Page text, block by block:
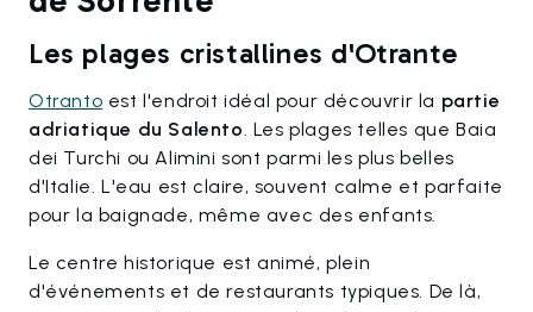
Les plages cristallines d'Otrante
Otranto est l'endroit idéal pour découvrir la partie
adriatique du Salento . Les plages telles que Baia
dei Turchi ou Alimini sont parmi les plus belles
d'Italie. L'eau est claire, souvent calme et parfaite
pour la baignade, même avec des enfants.
Le centre historique est animé, plein
d'événements et de restaurants typiques. De là,